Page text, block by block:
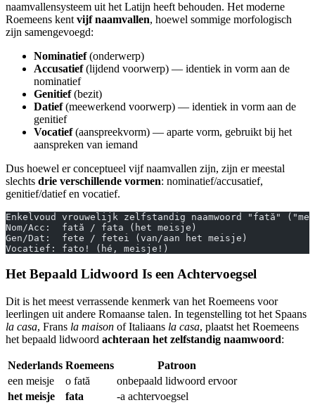
naamvallensysteem uit het Latijn heeft behouden. Het moderne
Roemeens kent vijf naamvallen, hoewel sommige morfologisch
zijn samengevoegd:
Nominatief(onderwerp)
Accusatief(lijdend voorwerp) — identiek in vorm aan de
nominatief
Genitief(bezit)
Datief(meewerkend voorwerp) — identiek in vorm aan de
genitief
Vocatief(aanspreekvorm) — aparte vorm, gebruikt bij het
aanspreken van iemand
Dus hoewel er conceptueel vijf naamvallen zijn, zijn er meestal
slechts drie verschillende vormen: nominatief/accusatief,
genitief/datief en vocatief.
Enkelvoud vrouwelijk zelfstandig naamwoord "fată"
Nom/Acc:  fată / fata (het meisje)
Gen/Dat:  fete / fetei (van/aan het meisje)
Vocatief: fato! (hé, meisje!)
Het Bepaald Lidwoord Is een Achtervoegsel
Dit is het meest verrassende kenmerk van het Roemeens voor
leerlingen uit andere Romaanse talen. In tegenstelling tot het Spaans
la casa, Frans la maison of Italiaans la casa, plaatst het Roemeens
het bepaald lidwoord achteraan het zelfstandig naamwoord:
Nederlands Roemeens
Patroon
een meisje
o fată
onbepaald lidwoord ervoor
het meisje
fata
-a achtervoegsel